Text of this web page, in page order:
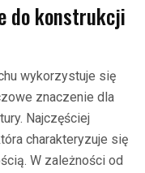
do konstrukcji
wykorzystuje się
znaczenie dla
Najczęściej
charakteryzuje się
W zależności od